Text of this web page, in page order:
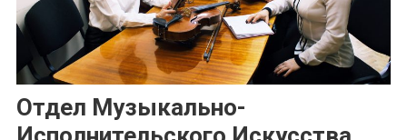
Отдел Музыкально-